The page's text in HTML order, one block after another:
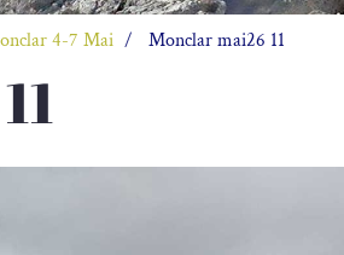
4-7 Mai Monclar mai26 11